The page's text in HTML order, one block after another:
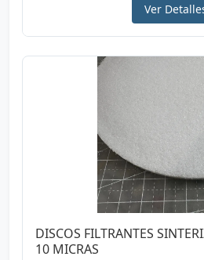
Ver
DISCOS FILTRANTES
10 MICRAS